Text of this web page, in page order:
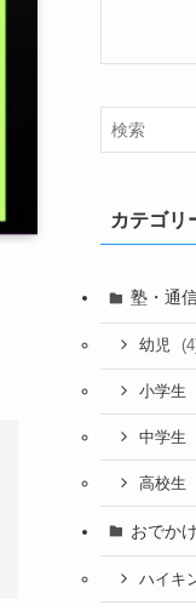
カテゴリ
塾・通
幼児
小学生
中学生
高校生
おでかけ
ハイキ